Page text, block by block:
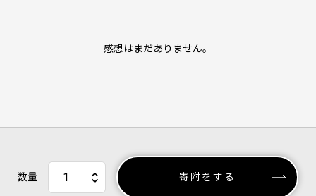
感想はまだありません。
数量 寄附をする